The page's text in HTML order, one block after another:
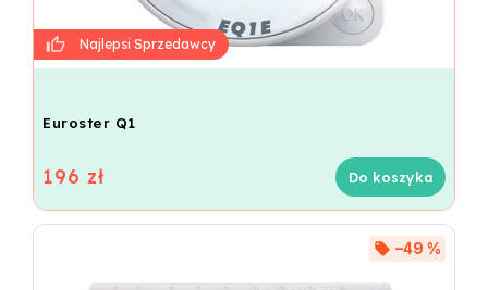
Euroster Q1
196 zł Do koszyka
–49 %